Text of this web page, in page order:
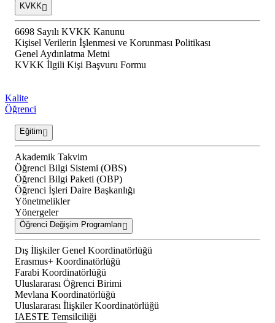
KVKK
6698 Sayılı KVKK Kanunu
Kişisel Verilerin İşlenmesi ve Korunması Politikası
Genel Aydınlatma Metni
KVKK İlgili Kişi Başvuru Formu
Kalite
Öğrenci
Eğitim
Akademik Takvim
Öğrenci Bilgi Sistemi (OBS)
Öğrenci Bilgi Paketi (OBP)
Öğrenci İşleri Daire Başkanlığı
Yönetmelikler
Yönergeler
Öğrenci Değişim Programları
Dış İlişkiler Genel Koordinatörlüğü
Erasmus+ Koordinatörlüğü
Farabi Koordinatörlüğü
Uluslararası Öğrenci Birimi
Mevlana Koordinatörlüğü
Uluslararası İlişkiler Koordinatörlüğü
IAESTE Temsilciliği